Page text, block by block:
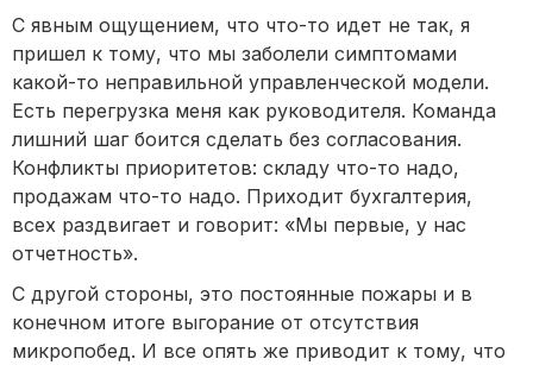
С явным ощущением, что что-то идет не так, я
пришел к тому, что мы заболели симптомами
какой-то неправильной управленческой модели.
Есть перегрузка меня как руководителя. Команда
лишний шаг боится сделать без согласования.
Конфликты приоритетов: складу что-то надо,
продажам что-то надо. Приходит бухгалтерия,
всех раздвигает и говорит: «Мы первые, у нас
отчетность».
С другой стороны, это постоянные пожары и в
конечном итоге выгорание от отсутствия
микропобед. И все опять же приводит к тому, что